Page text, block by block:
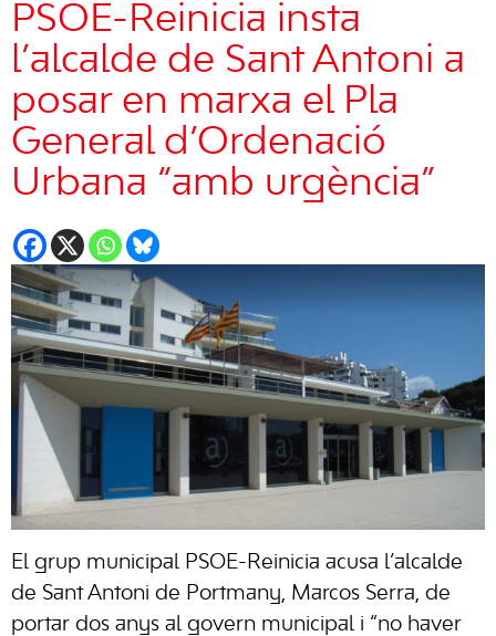
PSOE-Reinicia insta
l’alcalde de Sant Antoni a
posar en marxa el Pla
General d’Ordenació
Urbana “amb urgència”
El grup municipal PSOE-Reinicia acusa l’alcalde
de Sant Antoni de Portmany, Marcos Serra, de
portar dos anys al govern municipal i “no haver